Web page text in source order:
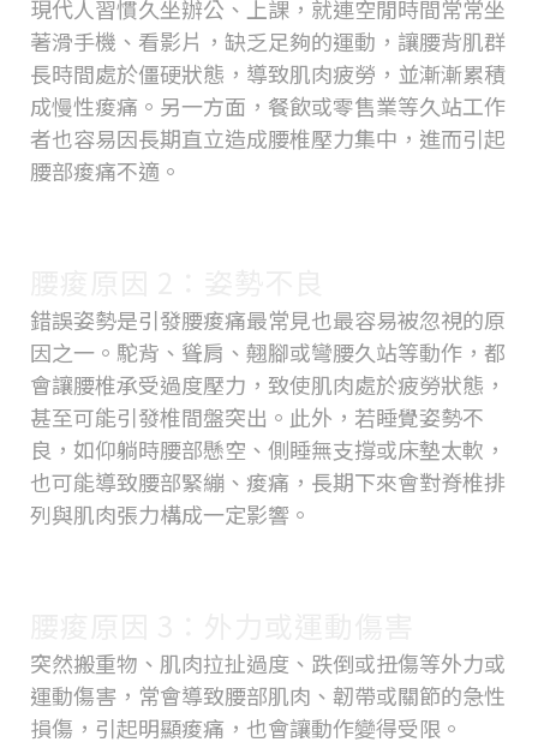
現代人習慣久坐辦公、上課，就連空閒時間常常坐
著滑手機、看影片，缺乏足夠的運動，讓腰背肌群
長時間處於僵硬狀態，導致肌肉疲勞，並漸漸累積
成慢性痠痛。另一方面，餐飲或零售業等久站工作
者也容易因長期直立造成腰椎壓力集中，進而引起
腰部痠痛不適。
錯誤姿勢是引發腰痠痛最常見也最容易被忽視的原
因之一。駝背、聳肩、翹腳或彎腰久站等動作，都
會讓腰椎承受過度壓力，致使肌肉處於疲勞狀態，
甚至可能引發椎間盤突出。此外，若睡覺姿勢不
良，如仰躺時腰部懸空、側睡無支撐或床墊太軟，
也可能導致腰部緊繃、痠痛，長期下來會對脊椎排
列與肌肉張力構成一定影響。
突然搬重物、肌肉拉扯過度、跌倒或扭傷等外力或
運動傷害，常會導致腰部肌肉、韌帶或關節的急性
損傷，引起明顯痠痛，也會讓動作變得受限。